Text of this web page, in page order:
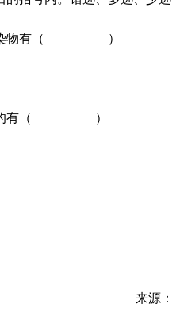
污染物有（ ）
能的有（ ）
来源：